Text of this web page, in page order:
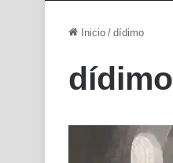
Inicio / dídimo
dídimo